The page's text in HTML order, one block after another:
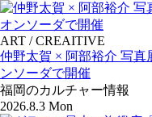
ART / CREAITIVE
仲野太賀 × 阿部裕介 写真
ンソーダで開催
福岡のカルチャー情報
2026.8.3 Mon